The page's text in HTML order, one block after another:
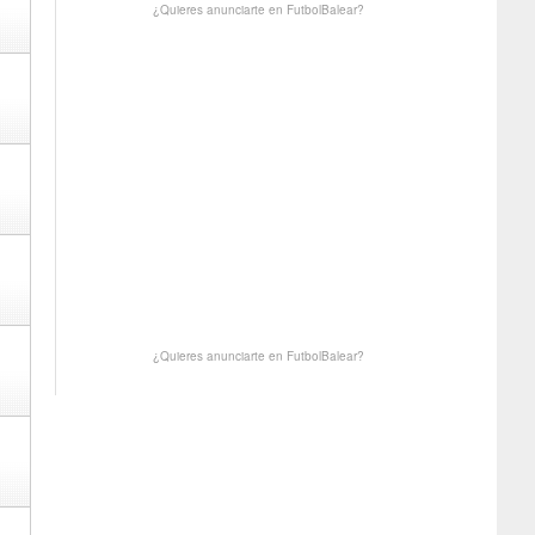
¿Quieres anunciarte en FutbolBalear?
¿Quieres anunciarte en FutbolBalear?